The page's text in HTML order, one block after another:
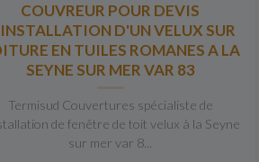
COUVREUR POUR DEVIS
D'UN VELUX SUR
EN TUILES ROMANES A LA
SEYNE SUR MER VAR 83
Termisud Couvertures spécialiste de
de fenêtre de toit velux à la Seyne
sur mer var 8...